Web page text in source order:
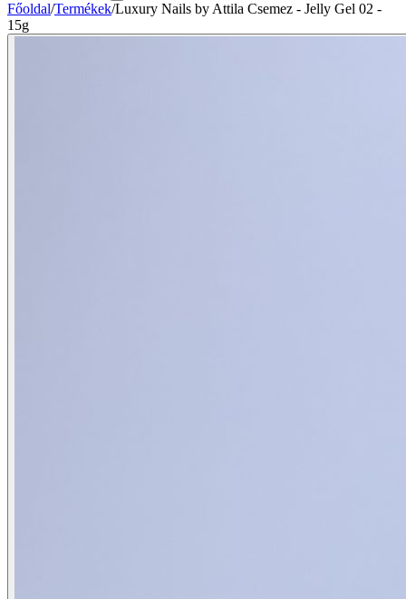
Főoldal/Termékek/Luxury Nails by Attila Csemez - Jelly Gel 02 -
15g